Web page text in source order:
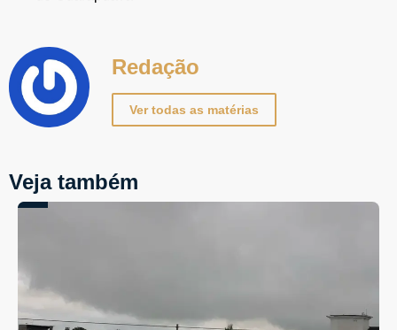
Redação
Ver todas as matérias
Veja também